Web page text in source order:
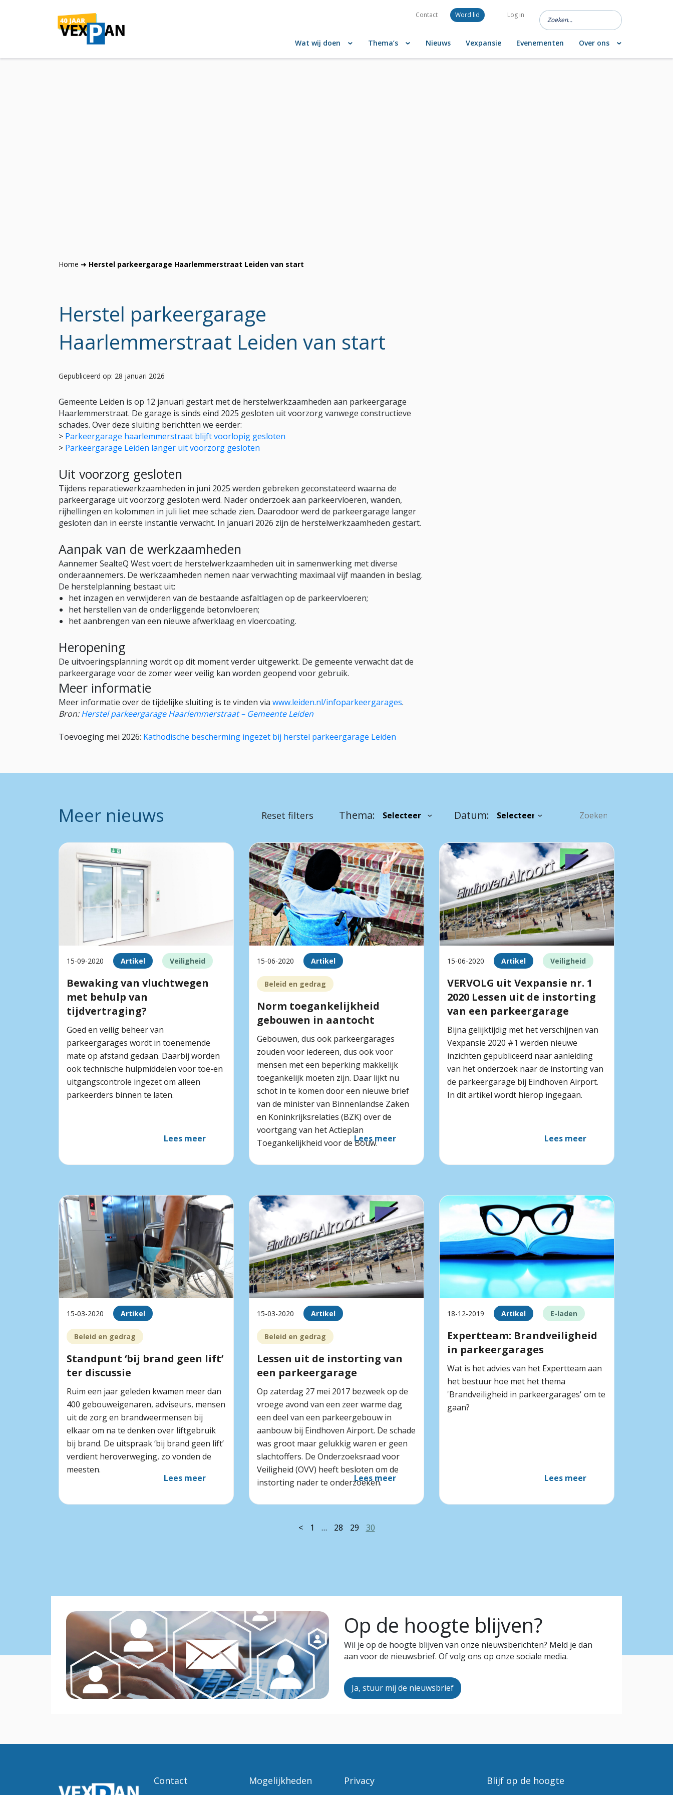
Contact Word lid Log in
Wat wij doen Thema’s Nieuws Vexpansie Evenementen Over ons
Home ➜ Herstel parkeergarage Haarlemmerstraat Leiden van start
Herstel parkeergarage
Haarlemmerstraat Leiden van start
Gepubliceerd op: 28 januari 2026
Gemeente Leiden is op 12 januari gestart met de herstelwerkzaamheden aan parkeergarage
Haarlemmerstraat. De garage is sinds eind 2025 gesloten uit voorzorg vanwege constructieve
schades. Over deze sluiting berichtten we eerder:
> Parkeergarage haarlemmerstraat blijft voorlopig gesloten
> Parkeergarage Leiden langer uit voorzorg gesloten
Uit voorzorg gesloten
Tijdens reparatiewerkzaamheden in juni 2025 werden gebreken geconstateerd waarna de
parkeergarage uit voorzorg gesloten werd. Nader onderzoek aan parkeervloeren, wanden,
rijhellingen en kolommen in juli liet mee schade zien. Daarodoor werd de parkeergarage langer
gesloten dan in eerste instantie verwacht. In januari 2026 zijn de herstelwerkzaamheden gestart.
Aanpak van de werkzaamheden
Aannemer SealteQ West voert de herstelwerkzaamheden uit in samenwerking met diverse
onderaannemers. De werkzaamheden nemen naar verwachting maximaal vijf maanden in beslag.
De herstelplanning bestaat uit:
het inzagen en verwijderen van de bestaande asfaltlagen op de parkeervloeren;
het herstellen van de onderliggende betonvloeren;
het aanbrengen van een nieuwe afwerklaag en vloercoating.
Heropening
De uitvoeringsplanning wordt op dit moment verder uitgewerkt. De gemeente verwacht dat de
parkeergarage voor de zomer weer veilig kan worden geopend voor gebruik.
Meer informatie
Meer informatie over de tijdelijke sluiting is te vinden via www.leiden.nl/infoparkeergarages.
Bron:Herstel parkeergarage Haarlemmerstraat – Gemeente Leiden
Toevoeging mei 2026: Kathodische bescherming ingezet bij herstel parkeergarage Leiden
Meer nieuws Reset filters Thema: Datum:
15-09-2020 Artikel Veiligheid
Bewaking van vluchtwegen
met behulp van
tijdvertraging?
Goed en veilig beheer van
parkeergarages wordt in toenemende
mate op afstand gedaan. Daarbij worden
ook technische hulpmiddelen voor toe-en
uitgangscontrole ingezet om alleen
parkeerders binnen te laten.
Lees meer
15-06-2020 Artikel
Beleid en gedrag
Norm toegankelijkheid
gebouwen in aantocht
Gebouwen, dus ook parkeergarages
zouden voor iedereen, dus ook voor
mensen met een beperking makkelijk
toegankelijk moeten zijn. Daar lijkt nu
schot in te komen door een nieuwe brief
van de minister van Binnenlandse Zaken
en Koninkrijksrelaties (BZK) over de
voortgang van het Actieplan
Toegankelijkheid voor de Bouw.
Lees meer
15-06-2020 Artikel Veiligheid
VERVOLG uit Vexpansie nr. 1
2020 Lessen uit de instorting
van een parkeergarage
Bijna gelijktijdig met het verschijnen van
Vexpansie 2020 #1 werden nieuwe
inzichten gepubliceerd naar aanleiding
van het onderzoek naar de instorting van
de parkeergarage bij Eindhoven Airport.
In dit artikel wordt hierop ingegaan.
Lees meer
15-03-2020 Artikel
Beleid en gedrag
Standpunt ‘bij brand geen lift’
ter discussie
Ruim een jaar geleden kwamen meer dan
400 gebouweigenaren, adviseurs, mensen
uit de zorg en brandweermensen bij
elkaar om na te denken over liftgebruik
bij brand. De uitspraak ‘bij brand geen lift’
verdient heroverweging, zo vonden de
meesten.
Lees meer
15-03-2020 Artikel
Beleid en gedrag
Lessen uit de instorting van
een parkeergarage
Op zaterdag 27 mei 2017 bezweek op de
vroege avond van een zeer warme dag
een deel van een parkeergebouw in
aanbouw bij Eindhoven Airport. De schade
was groot maar gelukkig waren er geen
slachtoffers. De Onderzoeksraad voor
Veiligheid (OVV) heeft besloten om de
instorting nader te onderzoeken.
Lees meer
18-12-2019 Artikel E-laden
Expertteam: Brandveiligheid
in parkeergarages
Wat is het advies van het Expertteam aan
het bestuur hoe met het thema
'Brandveiligheid in parkeergarages' om te
gaan?
Lees meer
< 1 … 28 29 30
Op de hoogte blijven?
Wil je op de hoogte blijven van onze nieuwsberichten? Meld je dan
aan voor de nieuwsbrief. Of volg ons op onze sociale media.
Ja, stuur mij de nieuwsbrief
Contact Mogelijkheden Privacy Blijf op de hoogte